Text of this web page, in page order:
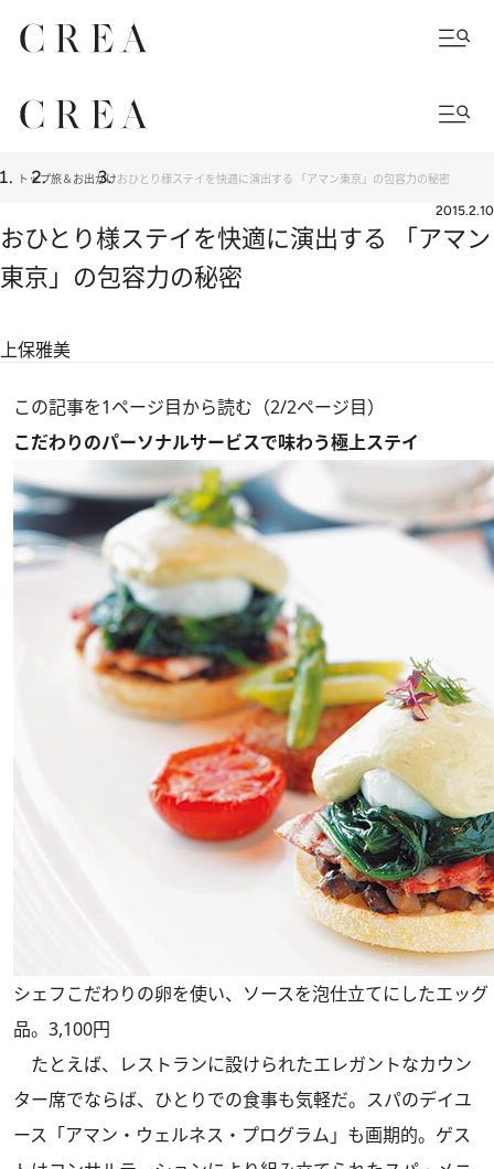
トップ旅＆お出かけおひとり様ステイを快適に演出する 「アマン東京」の包容力の秘密
2015.2.10
おひとり様ステイを快適に演出する 「アマン
東京」の包容力の秘密
上保雅美
この記事を1ページ目から読む（2/2ページ目）
こだわりのパーソナルサービスで味わう極上ステイ
シェフこだわりの卵を使い、ソースを泡仕立てにしたエッ
品。3,100円
たとえば、レストランに設けられたエレガントなカウン
ター席でならば、ひとりでの食事も気軽だ。スパのデイユ
ース「アマン・ウェルネス・プログラム」も画期的。ゲス